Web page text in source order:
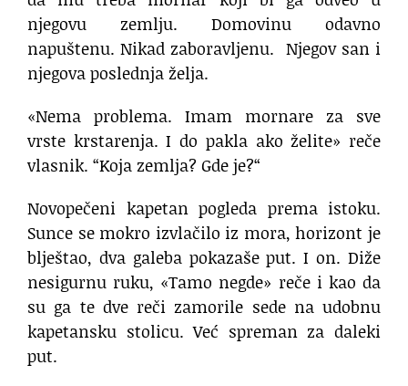
njegovu zemlju. Domovinu odavno
napuštenu. Nikad zaboravljenu. Njegov san i
njegova poslednja želja.
«Nema problema. Imam mornare za sve
vrste krstarenja. I do pakla ako želite» reče
vlasnik. “Koja zemlja? Gde je?“
Novopečeni kapetan pogleda prema istoku.
Sunce se mokro izvlačilo iz mora, horizont je
blještao, dva galeba pokazaše put. I on. Diže
nesigurnu ruku, «Tamo negde» reče i kao da
su ga te dve reči zamorile sede na udobnu
kapetansku stolicu. Već spreman za daleki
put.